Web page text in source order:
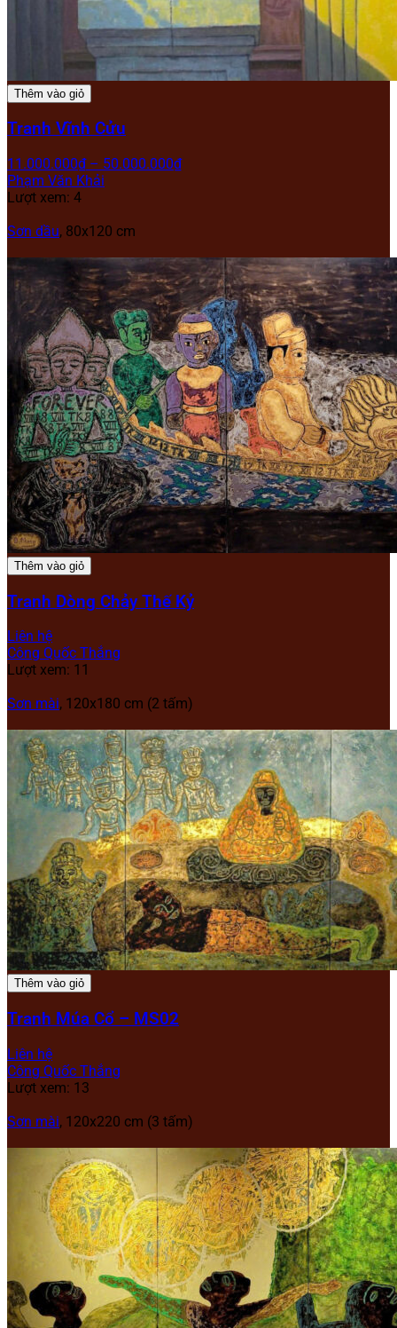
Thêm vào giỏ
Tranh Vĩnh Cửu
11.000.000₫ – 50.000.000₫
Phạm Văn Khải
Lượt xem: 4
Sơn dầu, 80x120 cm
Thêm vào giỏ
Tranh Dòng Chảy Thế Kỷ
Liên hệ
Công Quốc Thắng
Lượt xem: 11
Sơn mài, 120x180 cm (2 tấm)
Thêm vào giỏ
Tranh Múa Cổ – MS02
Liên hệ
Công Quốc Thắng
Lượt xem: 13
Sơn mài, 120x220 cm (3 tấm)